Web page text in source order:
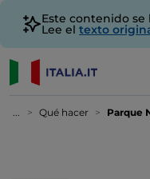
Este contenido
Lee el texto
... Qué hacer Parque